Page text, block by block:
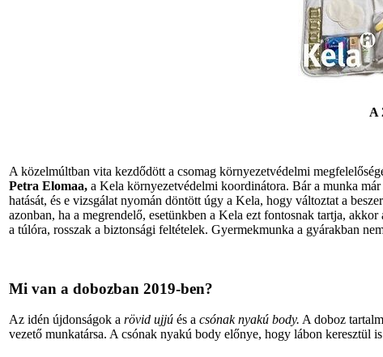
A
A közelmúltban vita kezdődött a csomag környezetvédelmi
Petra Elomaa, a Kela környezetvédelmi koordinátora. Bár a munka
hatását, és e vizsgálat nyomán döntött úgy a Kela, hogy változtat a
azonban, ha a megrendelő, esetünkben a Kela ezt fontosnak tartja,
a túlóra, rosszak a biztonsági feltételek. Gyermekmunka a gyárakban
Mi van a dobozban 2019-ben?
Az idén újdonságok a rövid ujjú és a csónak nyakú body. A doboz
vezető munkatársa. A csónak nyakú body előnye, hogy lábon keresztül